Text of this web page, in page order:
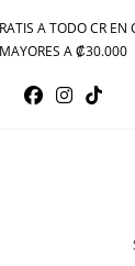
A TODO CR EN
MAYORES A ₡30.000